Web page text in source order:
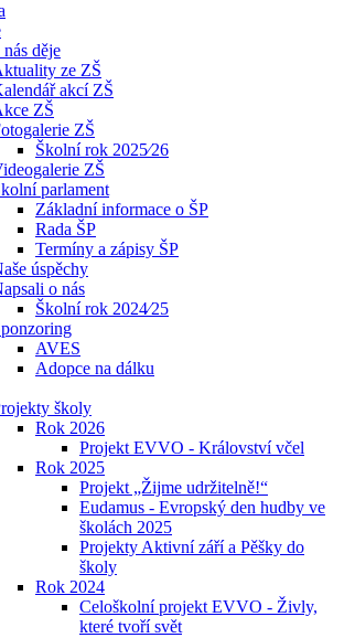
děje
ze ZŠ
akcí ZŠ
ZŠ
ZŠ
Školní rok 2025⁄26
ZŠ
parlament
Základní informace o ŠP
Rada ŠP
Termíny a zápisy ŠP
úspěchy
o nás
Školní rok 2024⁄25
AVES
Adopce na dálku
školy
Rok 2026
Projekt EVVO - Království včel
Rok 2025
Projekt „Žijme udržitelně!“
Eudamus - Evropský den hudby ve
školách 2025
Projekty Aktivní září a Pěšky do
školy
Rok 2024
Celoškolní projekt EVVO - Živly,
které tvoří svět